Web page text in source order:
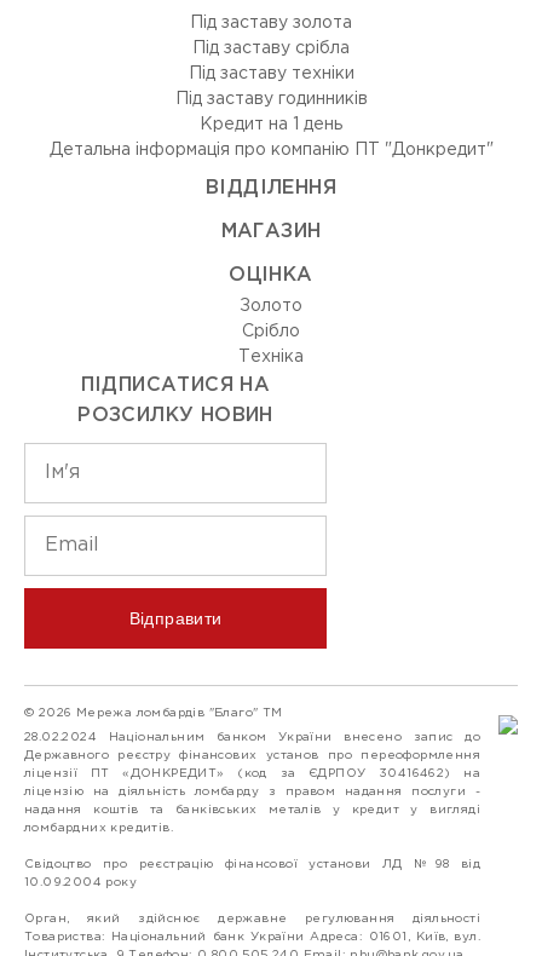
Під заставу золота
Під заставу срібла
Під заставу техніки
Під заставу годинників
Кредит на 1 день
Детальна інформація про компанію ПТ "Донкредит"
ВIДДIЛЕННЯ
МАГАЗИН
ОЦIНКА
Золото
Срiбло
Технiка
ПІДПИСАТИСЯ НА
РОЗСИЛКУ НОВИН
Відправити
© 2026 Мережа ломбардів "Благо" ТМ
28.02.2024 Національним банком України внесено запис до
Державного реєстру фінансових установ про переоформлення
ліцензії ПТ «ДОНКРЕДИТ» (код за ЄДРПОУ 30416462) на
ліцензію на діяльність ломбарду з правом надання послуги -
надання коштів та банківських металів у кредит у вигляді
ломбардних кредитів.
Свідоцтво про реєстрацію фінансової установи ЛД №98 від
10.09.2004 року
Орган, який здійснює державне регулювання діяльності
Товариства: Національний банк України Адреса: 01601, Київ, вул.